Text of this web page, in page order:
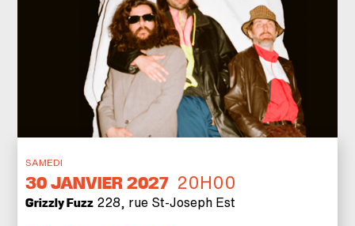
SAMEDI
30JANVIER 2027 20H00
Grizzly Fuzz 228, rue St-Joseph Est